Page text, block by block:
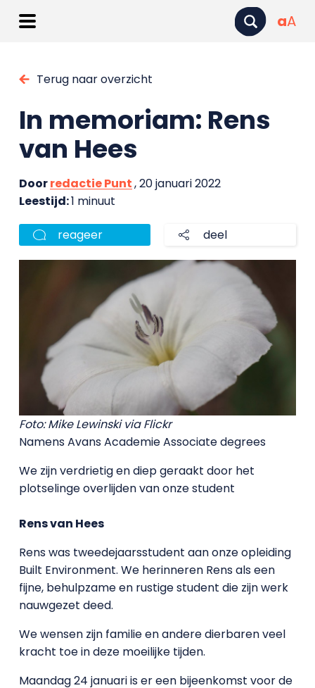
aA
Terug naar overzicht
In memoriam: Rens
van Hees
Doorredactie Punt, 20 januari 2022
Leestijd:1 minuut
reageer deel
Foto: Mike Lewinski via Flickr
Namens Avans Academie Associate degrees
We zijn verdrietig en diep geraakt door het
plotselinge overlijden van onze student
Rens van Hees
Rens was tweedejaarsstudent aan onze opleiding
Built Environment. We herinneren Rens als een
fijne, behulpzame en rustige student die zijn werk
nauwgezet deed.
We wensen zijn familie en andere dierbaren veel
kracht toe in deze moeilijke tijden.
Maandag 24 januari is er een bijeenkomst voor de